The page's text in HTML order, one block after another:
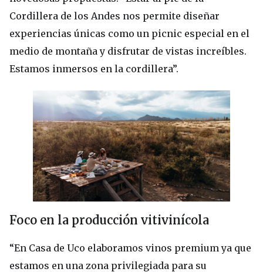
Cordillera de los Andes nos permite diseñar
experiencias únicas como un picnic especial en el
medio de montaña y disfrutar de vistas increíbles.
Estamos inmersos en la cordillera”.
Foco en la producción vitivinícola
“En Casa de Uco elaboramos vinos premium ya que
estamos en una zona privilegiada para su